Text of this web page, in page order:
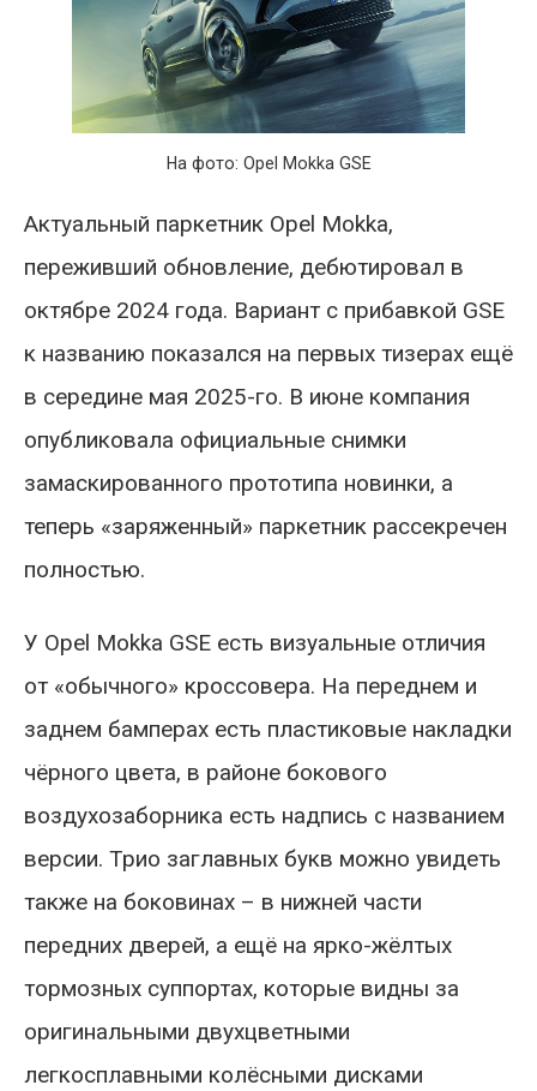
На фото: Opel Mokka GSE
Актуальный паркетник Opel Mokka,
переживший обновление, дебютировал в
октябре 2024 года. Вариант с прибавкой GSE
к названию показался на первых тизерах ещё
в середине мая 2025-го. В июне компания
опубликовала официальные снимки
замаскированного прототипа новинки, а
теперь «заряженный» паркетник рассекречен
полностью.
У Opel Mokka GSE есть визуальные отличия
от «обычного» кроссовера. На переднем и
заднем бамперах есть пластиковые накладки
чёрного цвета, в районе бокового
воздухозаборника есть надпись с названием
версии. Трио заглавных букв можно увидеть
также на боковинах – в нижней части
передних дверей, а ещё на ярко-жёлтых
тормозных суппортах, которые видны за
оригинальными двухцветными
легкосплавными колёсными дисками